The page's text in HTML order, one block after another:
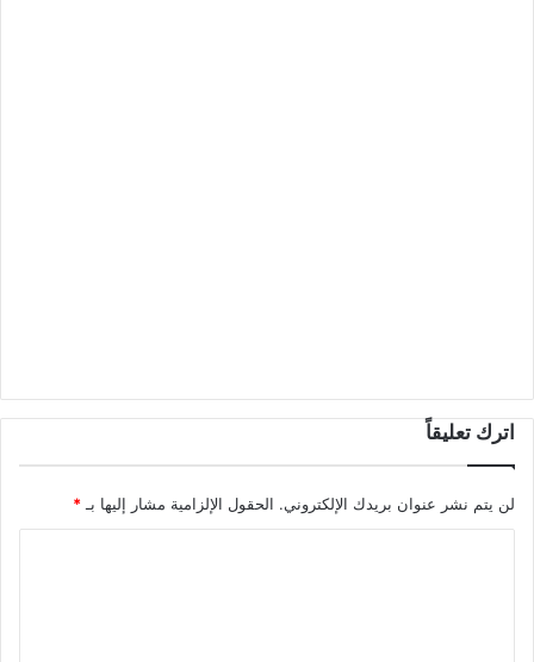
اترك تعليقاً
لن يتم نشر عنوان بريدك الإلكتروني. الحقول الإلزامية مشار إليها بـ *